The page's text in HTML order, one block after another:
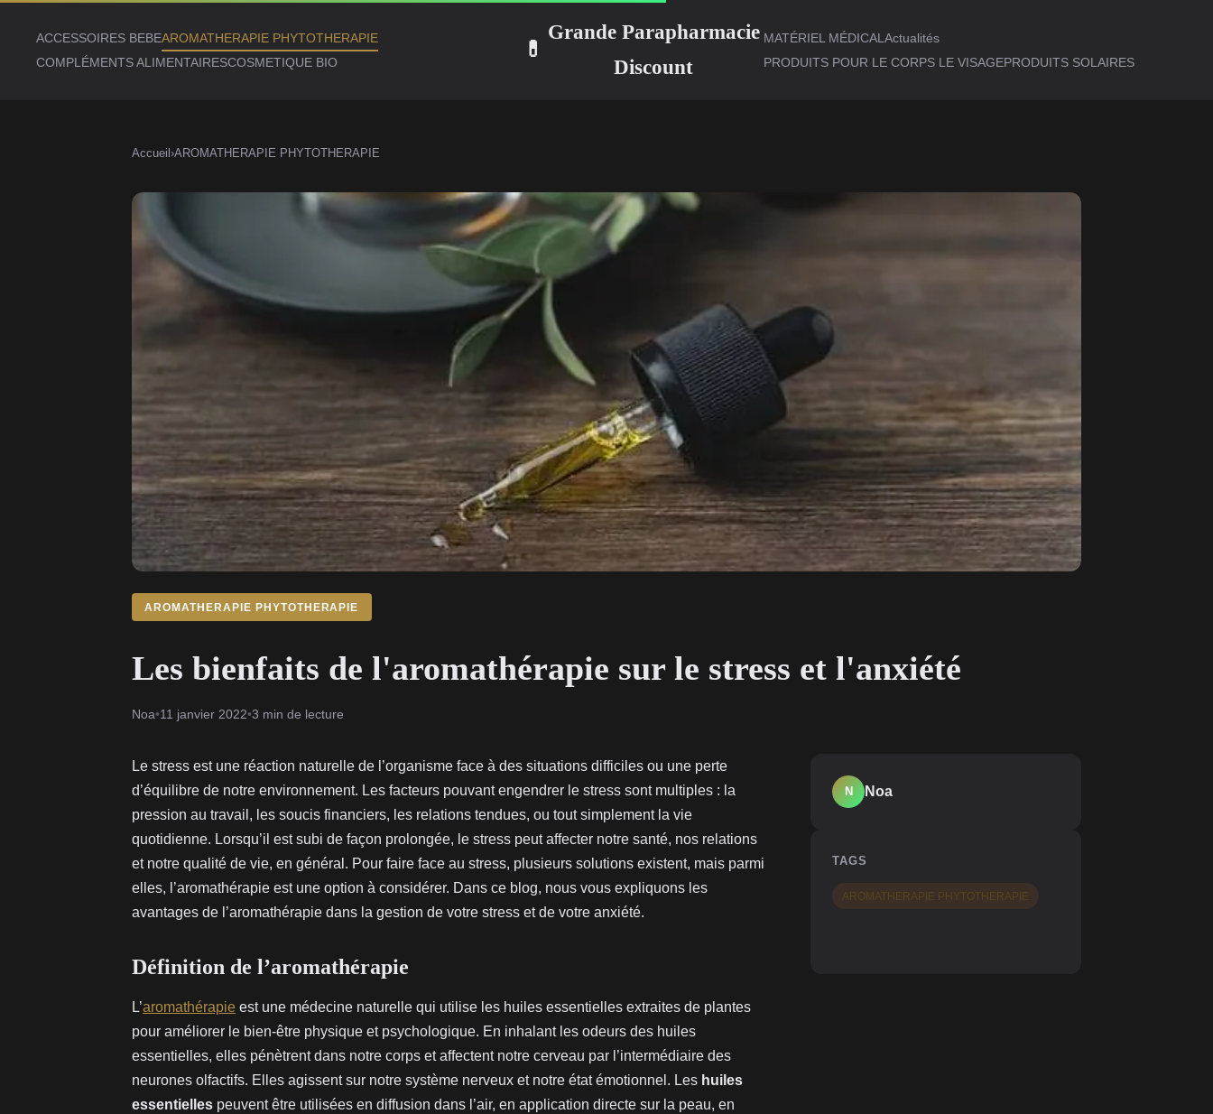
ACCESSOIRES BEBEAROMATHERAPIE PHYTOTHERAPIE
COMPLÉMENTS ALIMENTAIRESCOSMETIQUE BIO
💊
Grande Parapharmacie
Discount
MATÉRIEL MÉDICAL Actualités
PRODUITS POUR LE CORPS LE VISAGEPRODUITS SOLAIRES
Accueil ›AROMATHERAPIE PHYTOTHERAPIE
AROMATHERAPIE PHYTOTHERAPIE
Les bienfaits de l'aromathérapie sur le stress et l'anxiété
Noa•11 janvier 2022•3 min de lecture
Le stress est une réaction naturelle de l’organisme face à des situations difficiles ou une perte
d’équilibre de notre environnement. Les facteurs pouvant engendrer le stress sont multiples : la
pression au travail, les soucis financiers, les relations tendues, ou tout simplement la vie
quotidienne. Lorsqu’il est subi de façon prolongée, le stress peut affecter notre santé, nos relations
et notre qualité de vie, en général. Pour faire face au stress, plusieurs solutions existent, mais parmi
elles, l’aromathérapie est une option à considérer. Dans ce blog, nous vous expliquons les
avantages de l’aromathérapie dans la gestion de votre stress et de votre anxiété.
Définition de l’aromathérapie
L’aromathérapie est une médecine naturelle qui utilise les huiles essentielles extraites de plantes
pour améliorer le bien-être physique et psychologique. En inhalant les odeurs des huiles
essentielles, elles pénètrent dans notre corps et affectent notre cerveau par l’intermédiaire des
neurones olfactifs. Elles agissent sur notre système nerveux et notre état émotionnel. Les huiles
essentielles peuvent être utilisées en diffusion dans l’air, en application directe sur la peau, en
N Noa
TAGS
AROMATHERAPIE PHYTOTHERAPIE